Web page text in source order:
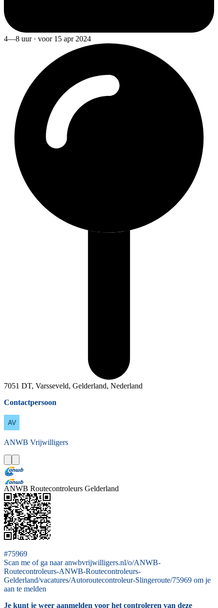
4—8 uur · voor 15 apr 2024
7051 DT, Varsseveld, Gelderland, Nederland
Contactpersoon
ANWB Vrijwilligers
ANWB Routecontroleurs Gelderland
#75969
Scan me of ga naar anwbvrijwilligers.nl/o/ANWB-
Routecontroleurs-ANWB-Routecontroleurs-
Gelderland/vacatures/Autoroutecontroleur-Slingeroute/75969 om je
aan te melden
Je kunt je weer aanmelden voor het controleren van deze